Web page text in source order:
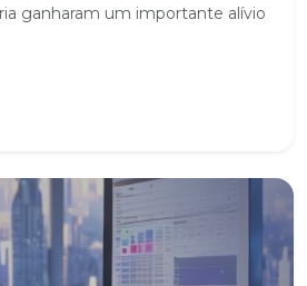
ganharam um importante alívio